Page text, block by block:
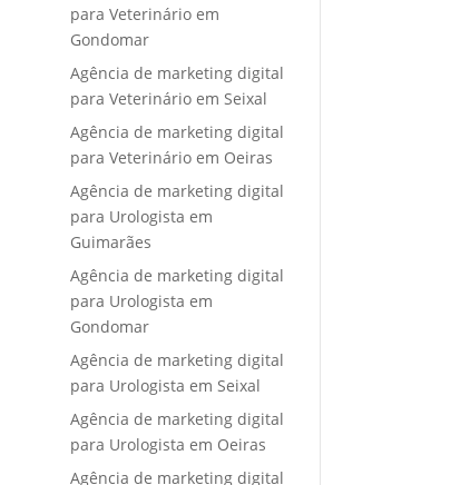
para Veterinário em
Gondomar
Agência de marketing digital
para Veterinário em Seixal
Agência de marketing digital
para Veterinário em Oeiras
Agência de marketing digital
para Urologista em
Guimarães
Agência de marketing digital
para Urologista em
Gondomar
Agência de marketing digital
para Urologista em Seixal
Agência de marketing digital
para Urologista em Oeiras
Agência de marketing digital